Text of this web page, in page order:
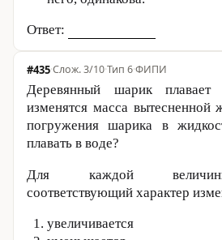
Ответ:
#435· 3/10·Тип 6·ФИПИ
Деревянный шарик
изменятся масса вытесненной
погружения шарика в
плавать в воде?
Для каждой
соответствующий характер
увеличивается